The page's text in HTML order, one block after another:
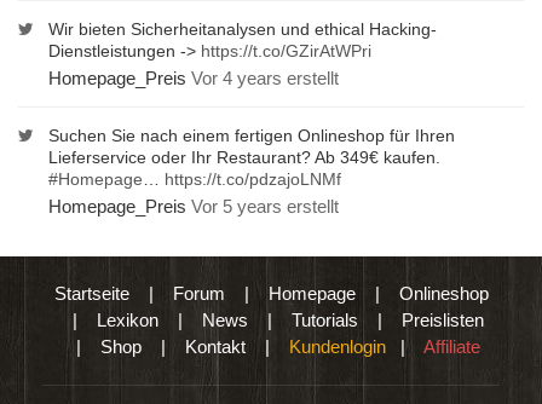
Wir bieten Sicherheitanalysen und ethical Hacking-
Dienstleistungen -> https://t.co/GZirAtWPri
Homepage_Preis Vor 4 years erstellt
Suchen Sie nach einem fertigen Onlineshop für Ihren
Lieferservice oder Ihr Restaurant? Ab 349€ kaufen.
#Homepage
https://t.co/pdzajoLNMf
Homepage_Preis Vor 5 years erstellt
Startseite| Forum | Homepage| Onlineshop
| Lexikon | News | Tutorials | Preislisten
| Shop | Kontakt | Kundenlogin | Affiliate